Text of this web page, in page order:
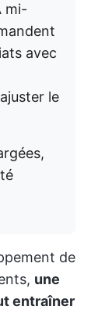
mi-
avec
le
de
une
entraîner